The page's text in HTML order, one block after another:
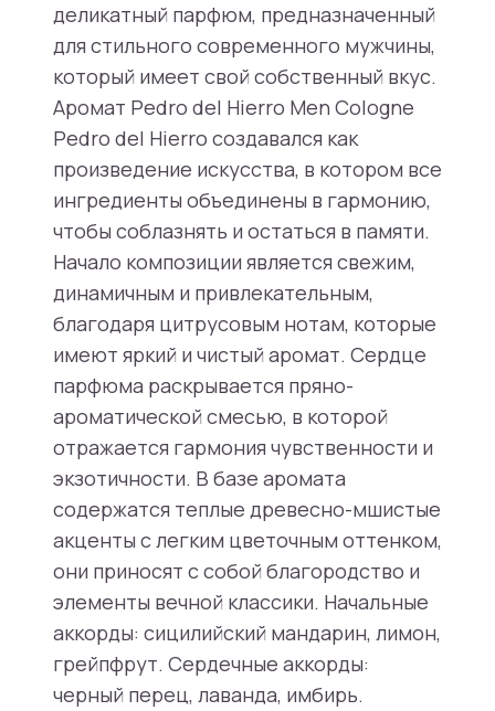
деликатный парфюм, предназначенный
для стильного современного мужчины,
который имеет свой собственный вкус.
Аромат Pedro del Hierro Men Cologne
Pedro del Hierro создавался как
произведение искусства, в котором все
ингредиенты объединены в гармонию,
чтобы соблазнять и остаться в памяти.
Начало композиции является свежим,
динамичным и привлекательным,
благодаря цитрусовым нотам, которые
имеют яркий и чистый аромат. Сердце
парфюма раскрывается пряно-
ароматической смесью, в которой
отражается гармония чувственности и
экзотичности. В базе аромата
содержатся теплые древесно-мшистые
акценты с легким цветочным оттенком,
они приносят с собой благородство и
элементы вечной классики. Начальные
аккорды: сицилийский мандарин, лимон,
грейпфрут. Сердечные аккорды:
черный перец, лаванда, имбирь.